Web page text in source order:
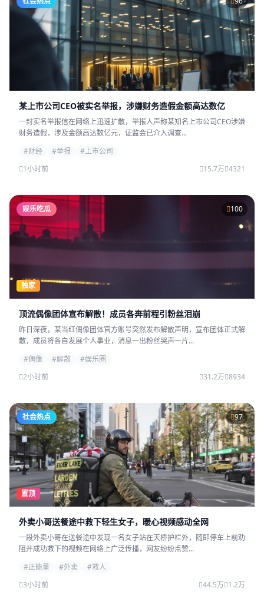
某上市公司CEO被实名举报，涉嫌财务造假金额高达数亿
一封实名举报信在网络上迅速扩散，举报人声称某知名上市公司CEO涉嫌
财务造假，涉及金额高达数亿元，证监会已介入调查...
#财经
#举报
#上市公司
1小时前
15.7万 4321
娱乐吃瓜 100
独家
顶流偶像团体宣布解散！成员各奔前程引粉丝泪崩
昨日深夜，某当红偶像团体官方账号突然发布解散声明，宣布团体正式解
散，成员将各自发展个人事业，消息一出粉丝哭声一片...
#偶像
#解散
#娱乐圈
2小时前
31.2万 8934
社会热点 97
置顶
外卖小哥送餐途中救下轻生女子，暖心视频感动全网
一段外卖小哥在送餐途中发现一名女子站在天桥护栏外，随即停车上前劝
阻并成功救下的视频在网络上广泛传播，网友纷纷点赞...
#正能量
#外卖
#救人
3小时前
44.5万 1.2万